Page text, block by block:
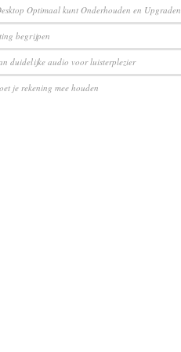
Optimaal kunt Onderhouden en Upgraden
begrijpen
duidelijke audio voor luisterplezier
je rekening mee houden